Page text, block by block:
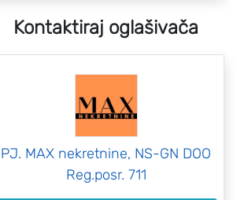
Kontaktiraj oglašivača
PJ. MAX nekretnine, NS-GN DOO
Reg.posr. 711